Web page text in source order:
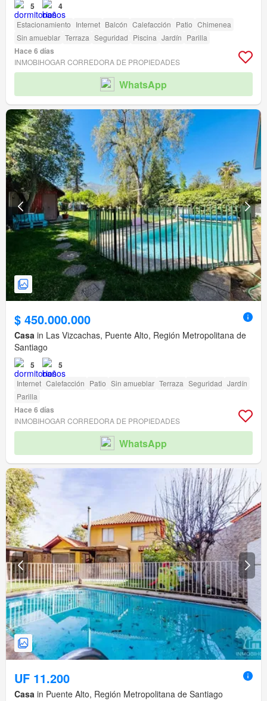
5 4
Estacionamiento Internet Balcón Calefacción Patio Chimenea
Sin amueblar Terraza Seguridad Piscina Jardín Parilla
Hace 6 días
INMOBIHOGAR CORREDORA DE PROPIEDADES
WhatsApp
$ 450.000.000
Casa in Las Vizcachas, Puente Alto, Región Metropolitana de
Santiago
5 5
Internet Calefacción Patio Sin amueblar Terraza Seguridad Jardín
Parilla
Hace 6 días
INMOBIHOGAR CORREDORA DE PROPIEDADES
WhatsApp
UF 11.200
Casa in Puente Alto, Región Metropolitana de Santiago